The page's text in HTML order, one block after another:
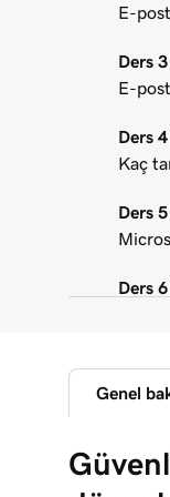
E-
Ders
E-
Ders
Kaç
Ders
Ders
Genel